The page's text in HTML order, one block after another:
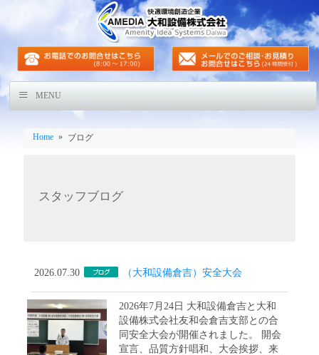
MENU
Home » ブログ
スタッフブログ
2026.07.30 （大和設備倉吉）安全大会
2026年7月24日 大和設備倉吉と大和
設備株式会社友和会倉吉支部との合
同安全大会が開催されました。 開会
宣言、品質方針唱和、大会挨拶、来